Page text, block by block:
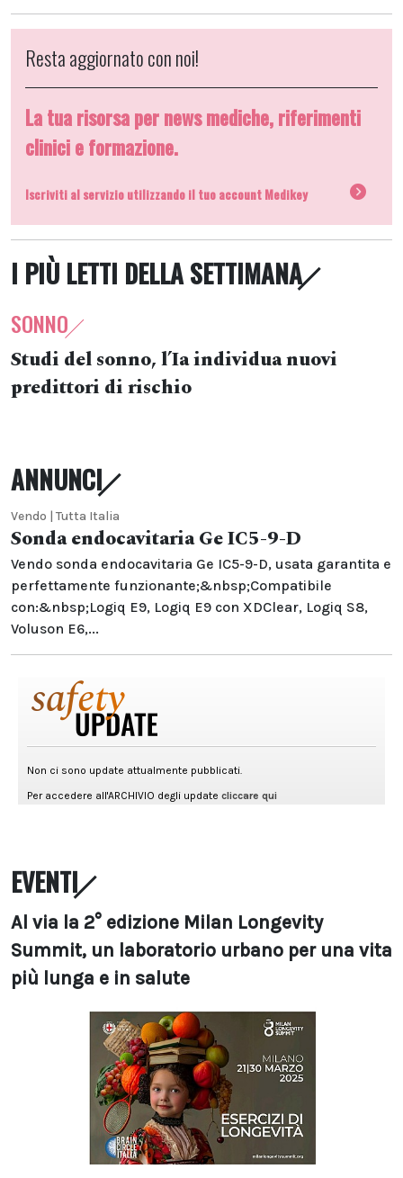
Resta aggiornato con noi!
La tua risorsa per news mediche, riferimenti
clinici e formazione.
Iscriviti al servizio utilizzando il tuo account Medikey
I PIÙ LETTI DELLA SETTIMANA
SONNO
Studi del sonno, l’Ia individua nuovi
predittori di rischio
ANNUNCI
Vendo | Tutta Italia
Sonda endocavitaria Ge IC5-9-D
Vendo sonda endocavitaria Ge IC5-9-D, usata garantita e
perfettamente funzionante;&nbsp;Compatibile
con:&nbsp;Logiq E9, Logiq E9 con XDClear, Logiq S8,
Voluson E6,...
EVENTI
Al via la 2° edizione Milan Longevity
Summit, un laboratorio urbano per una vita
più lunga e in salute